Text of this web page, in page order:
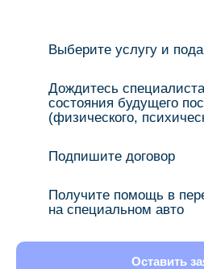
Выберите услугу и
Дождитесь
состояния будущего
(физического,
Подпишите договор
Получите помощь в
на специальном авто
Оставить